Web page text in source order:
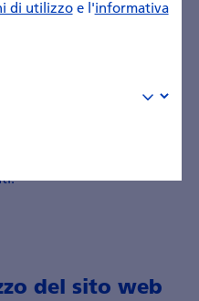
Kantonalbank.
Piattaforma e
cosmofunding e
del sito web
di utilizzoe l'informativa